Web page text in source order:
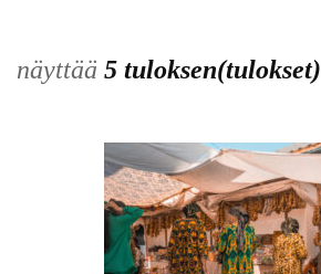
näyttää 5 tuloksen(tulokset)